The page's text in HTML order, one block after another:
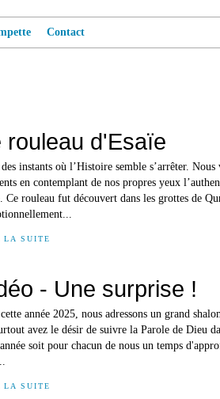
Contact
rouleau d'Esaïe
instants où l’Histoire semble s’arrêter. Nous
en contemplant de nos propres yeux
Ce rouleau fut découvert dans les grottes de
LA SUITE
- Une surprise !
année 2025, nous adressons un grand
avez le désir de suivre la Parole de Dieu
soit pour chacun de nous un temps
LA SUITE